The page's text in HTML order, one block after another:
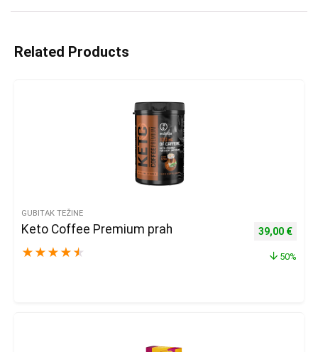
Related Products
GUBITAK TEŽINE
Keto Coffee Premium prah
★ ★ ★ ★ ★
Izvorna
39,00 €
50%